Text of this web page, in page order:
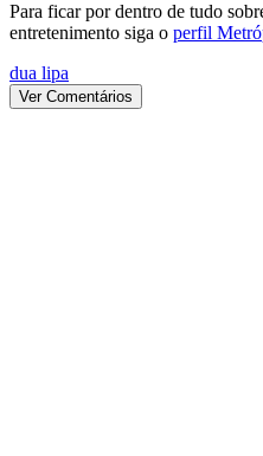
Para ficar por dentro de tudo
entretenimento siga o perfil
dua lipa
Ver Comentários